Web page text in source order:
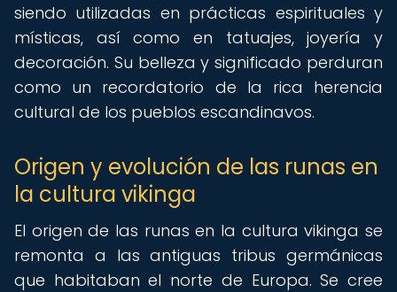
siendo utilizadas en prácticas espirituales y
místicas, así como en tatuajes, joyería y
decoración. Su belleza y significado perduran
como un recordatorio de la rica herencia
cultural de los pueblos escandinavos.
Origen y evolución de las runas en
la cultura vikinga
El origen de las runas en la cultura vikinga se
remonta a las antiguas tribus germánicas
que habitaban el norte de Europa. Se cree